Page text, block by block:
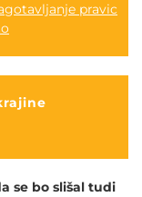
pravic
se bo slišal tudi